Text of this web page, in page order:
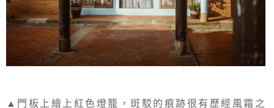
▲門板上繪上紅色燈籠，斑駁的痕跡很有歷經風霜之